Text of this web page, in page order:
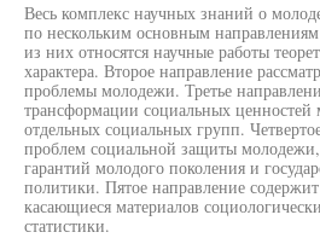
Весь комплекс научных знаний о
по нескольким основным
из них относятся научные работы
характера. Второе направление
проблемы молодежи. Третье
трансформации социальных
отдельных социальных групп.
проблем социальной защиты
гарантий молодого поколения и
политики. Пятое направление
касающиеся материалов
статистики.